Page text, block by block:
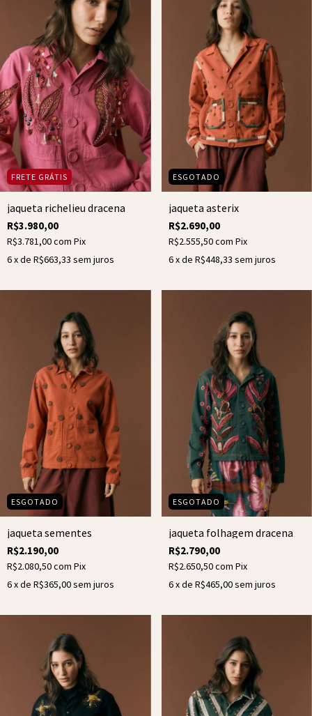
FRETE GRÁTIS
jaqueta richelieu dracena
R$3.980,00
R$3.781,00com Pix
6x de R$663,33 sem juros
ESGOTADO
jaqueta asterix
R$2.690,00
R$2.555,50com Pix
6x de R$448,33 sem juros
ESGOTADO
jaqueta sementes
R$2.190,00
R$2.080,50com Pix
6x de R$365,00sem juros
ESGOTADO
jaqueta folhagem dracena
R$2.790,00
R$2.650,50com Pix
6x de R$465,00sem juros